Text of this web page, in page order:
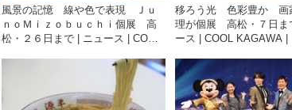
風景の記憶 線や色で表現 Ｊｕ
ｎｏＭｉｚｏｂｕｃｈｉ個展 高
松・２６日まで | ニュース | COOL
移ろう光 色彩豊か 画
理が個展 高松・７日ま
ース | COOL KAGAWA |
ト